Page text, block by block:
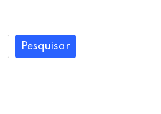
Pesquisar